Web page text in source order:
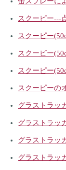
スクーピー---
スクーピー
スクーピー
スクーピー
スクーピーの
グラストラッ
グラストラッ
グラストラッ
グラストラッ